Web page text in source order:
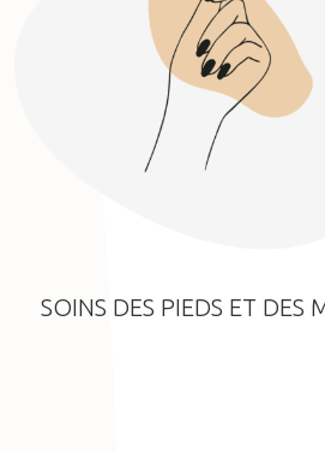
SOINS DES PIEDS ET DES